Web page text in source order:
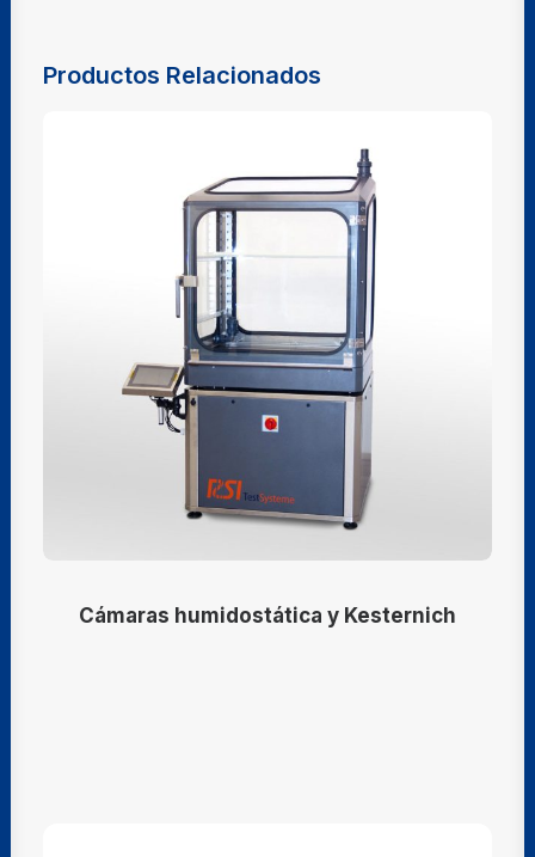
Productos Relacionados
Cámaras humidostática y Kesternich